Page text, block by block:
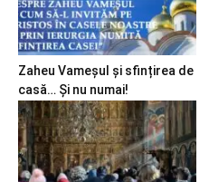
Zaheu Vameșul și sfințirea de
casă… Și nu numai!